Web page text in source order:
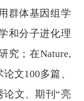
群体基因组学
和分子进化理
究；在Nature,
文100多篇、
论文、期刊“亮